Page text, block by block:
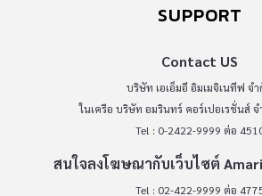
SUPPORT
Contact US
บริษัท เอเอ็มอี อิมเมจิเนทีฟ จ
ในเครือ บริษัท อมรินทร์ คอร์เปอเรชั่นส์
Tel : 0-2422-9999 ต่อ
สนใจลงโฆษณากับเว็บไซต์
Tel : 02-422-9999 ต่อ